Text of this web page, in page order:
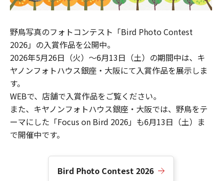
野鳥写真のフォトコンテスト「Bird Photo Contest
2026」の入賞作品を公開中。
2026年5月26日（火）～6月13日（土）の期間中は、キ
ヤノンフォトハウス銀座・大阪にて入賞作品を展示しま
す。
WEBで、店舗で入賞作品をご覧ください。
また、キヤノンフォトハウス銀座・大阪では、野鳥をテ
ーマにした「Focus on Bird 2026」も6月13日（土）ま
で開催中です。
Bird Photo Contest 2026